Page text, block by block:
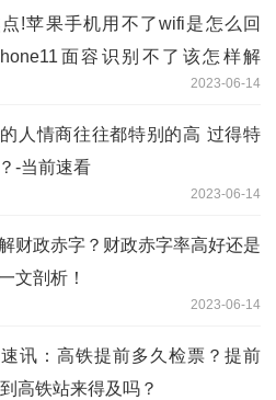
!苹果手机用不了wifi是怎么回
面容识别不了该怎样解
2023-06-14
人情商往往都特别的高 过得特
-当前速看
2023-06-14
财政赤字？财政赤字率高好还是
文剖析！
2023-06-14
讯：高铁提前多久检票？提前
高铁站来得及吗？